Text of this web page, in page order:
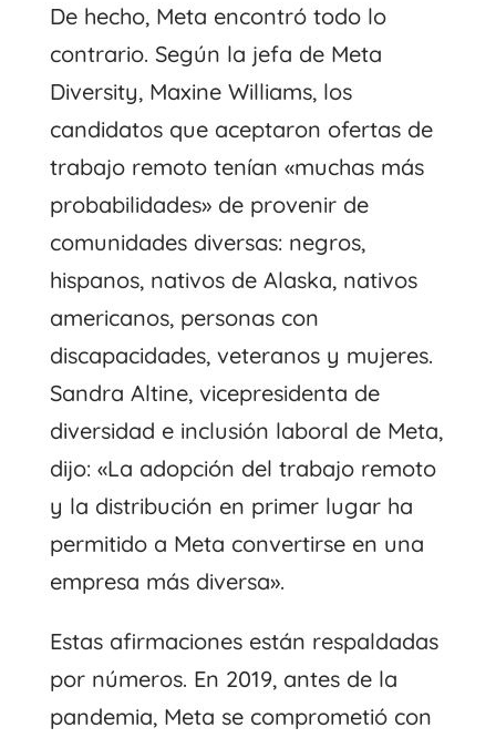
De hecho, Meta encontró todo lo
contrario. Según la jefa de Meta
Diversity, Maxine Williams, los
candidatos que aceptaron ofertas de
trabajo remoto tenían «muchas más
probabilidades» de provenir de
comunidades diversas: negros,
hispanos, nativos de Alaska, nativos
americanos, personas con
discapacidades, veteranos y mujeres.
Sandra Altine, vicepresidenta de
diversidad e inclusión laboral de Meta,
dijo: «La adopción del trabajo remoto
y la distribución en primer lugar ha
permitido a Meta convertirse en una
empresa más diversa».
Estas afirmaciones están respaldadas
por números. En 2019, antes de la
pandemia, Meta se comprometió con